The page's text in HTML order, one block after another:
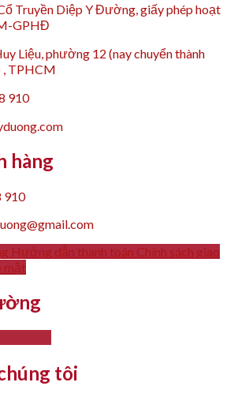
Truyền Diệp Y Đường, giấy phép hoạt
GPHĐ
Liệu, phường 12 (nay chuyển thành
, TPHCM
910
hàng
910
Hướng dẫn thanh toán Chính sách giao
mật
tôi